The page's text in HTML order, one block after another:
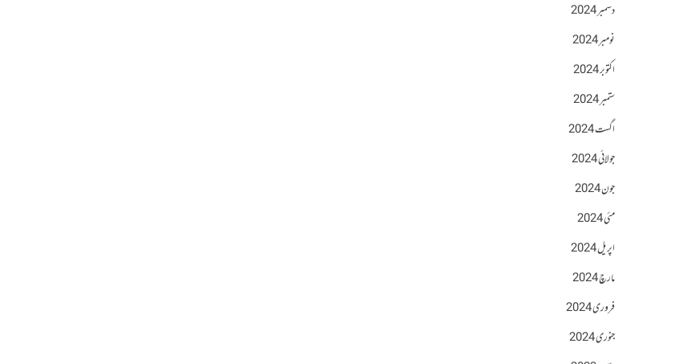
دسمبر 2024
نومبر 2024
اکتوبر 2024
ستمبر 2024
اگست 2024
جولائی 2024
جون 2024
مئی 2024
اپریل 2024
مارچ 2024
فروری 2024
جنوری 2024